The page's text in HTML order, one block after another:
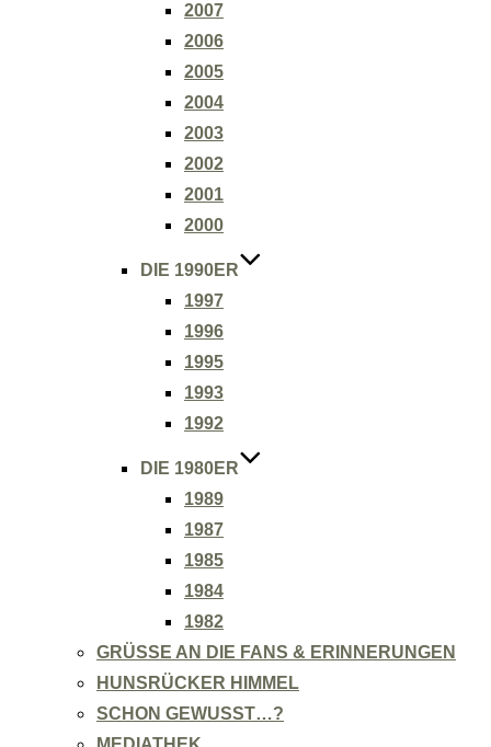
2007
2006
2005
2004
2003
2002
2001
2000
DIE 1990ER
1997
1996
1995
1993
1992
DIE 1980ER
1989
1987
1985
1984
1982
GRÜSSE AN DIE FANS & ERINNERUNGEN
HUNSRÜCKER HIMMEL
SCHON GEWUSST…?